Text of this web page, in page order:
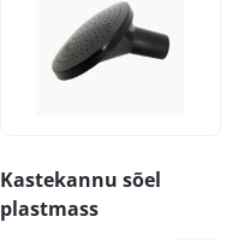
Kastekannu sõel
plastmass